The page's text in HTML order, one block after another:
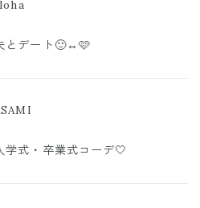
とデート🙂‍↔️🩷
学式・卒業式コーデ🤍